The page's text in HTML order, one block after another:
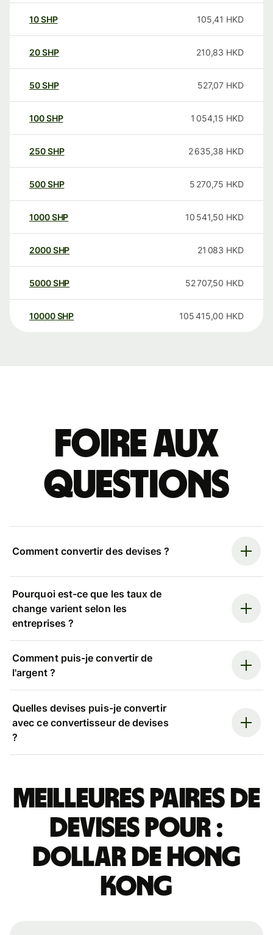
10SHP 105,41 HKD
20SHP 210,83 HKD
50SHP 527,07 HKD
100SHP 1 054,15 HKD
250SHP 2 635,38 HKD
500SHP 5 270,75 HKD
1000SHP 10 541,50 HKD
2000SHP 21 083 HKD
5000SHP 52 707,50 HKD
10000 SHP 105 415,00 HKD
Foire aux
questions
Comment convertir des devises ?
Pourquoi est-ce que les taux de
change varient selon les
entreprises ?
Comment puis-je convertir de
l'argent ?
Quelles devises puis-je convertir
avec ce convertisseur de devises
?
Meilleures paires de
devises pour :
dollar de Hong
kong